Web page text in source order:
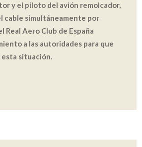
y el piloto del avión remolcador,
cable simultáneamente por
Real Aero Club de España
a las autoridades para que
esta situación.